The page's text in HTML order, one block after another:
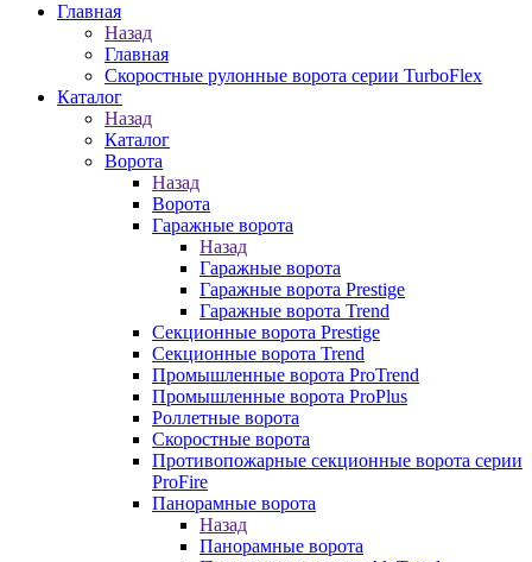
Главная
Назад
Главная
Скоростные рулонные ворота серии TurboFlex
Каталог
Назад
Каталог
Ворота
Назад
Ворота
Гаражные ворота
Назад
Гаражные ворота
Гаражные ворота Prestige
Гаражные ворота Trend
Секционные ворота Prestige
Секционные ворота Trend
Промышленные ворота ProTrend
Промышленные ворота ProPlus
Роллетные ворота
Скоростные ворота
Противопожарные секционные ворота серии
ProFire
Панорамные ворота
Назад
Панорамные ворота